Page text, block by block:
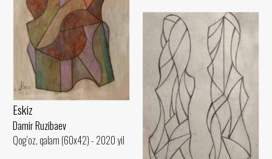
Eskiz
Damir Ruzibaev
Qog‘oz, qalam (60x42) - 2020 yil